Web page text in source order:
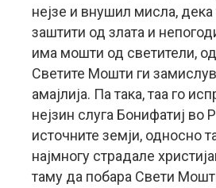
нејзе и внушил мисла,
заштити од злата и
има мошти од светители,
Светите Мошти ги
амајлија. Па така, таа го
нејзин слуга Бонифатиј во
источните земји, односно
најмногу страдале
таму да побара Свети